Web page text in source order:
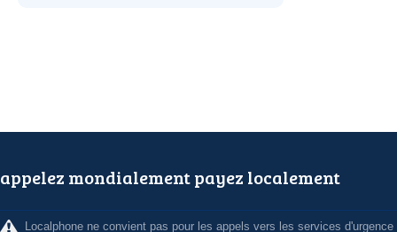
appelez mondialement payez localement
Localphone ne convient pas pour les appels vers les services d'urgence